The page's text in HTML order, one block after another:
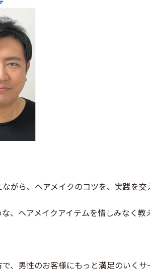
がら、ヘアメイクのコツを、実践を交
、ヘアメイクアイテムを惜しみなく教
、男性のお客様にもっと満足のいく